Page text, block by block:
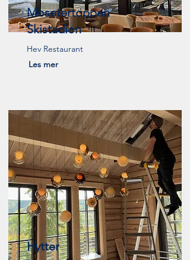
Mosetertoppen
Skistadion
Hev Restaurant
Les mer
Hytter